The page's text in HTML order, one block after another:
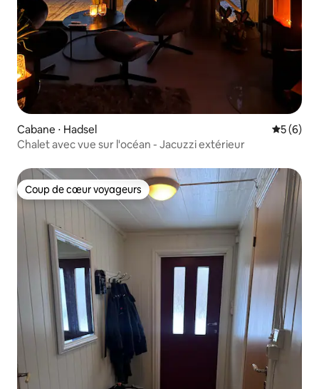
Cabane ⋅ Hadsel
5 (6)
Chalet avec vue sur l'océan - Jacuzzi extérieur
Coup de cœur voyageurs
Coup de cœur voyageurs